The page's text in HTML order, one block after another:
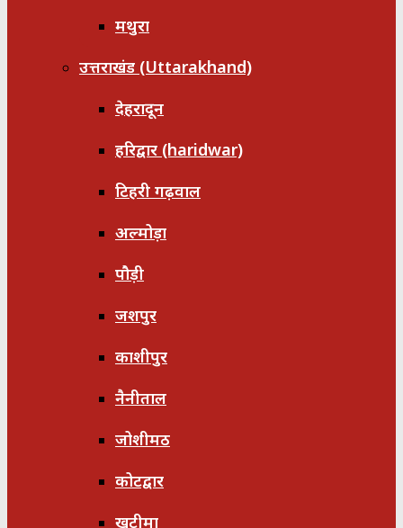
मथुरा
उत्तराखंड (Uttarakhand)
देहरादून
हरिद्वार (haridwar)
टिहरी गढ़वाल
अल्मोड़ा
पौड़ी
जशपुर
काशीपुर
नैनीताल
जोशीमठ
कोटद्वार
खटीमा